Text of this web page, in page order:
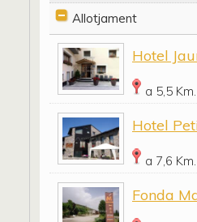
Allotjament
Hotel
a 5,5 Km.
Hotel
a 7,6 Km.
Fonda